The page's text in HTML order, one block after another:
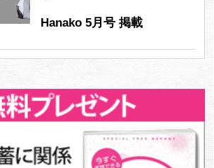
Hanako 5月号 掲載